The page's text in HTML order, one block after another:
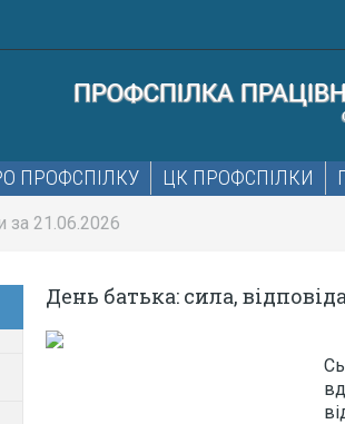
ПРОФСПІЛКА
ПРОФСПІЛКУ ЦК ПРОФСПІЛКИ
за 21.06.2026
День батька: сила,